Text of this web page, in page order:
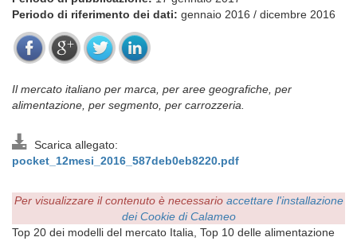
Periodo di riferimento dei dati: gennaio 2016 / dicembre 2016
Il mercato italiano per marca, per aree geografiche, per
alimentazione, per segmento, per carrozzeria.
Scarica allegato:
pocket_12mesi_2016_587deb0eb8220.pdf
Per visualizzare il contenuto è necessario accettare l'installazione
dei Cookie di Calameo
Top 20 dei modelli del mercato Italia, Top 10 delle alimentazione